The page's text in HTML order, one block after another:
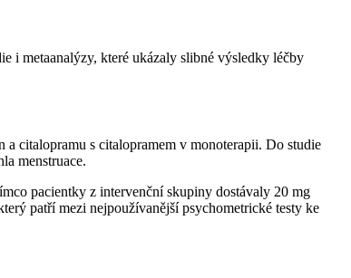
i metaanalýzy, které ukázaly slibné výsledky léčby
citalopramu s citalopramem v monoterapii. Do studie
menstruace.
pacientky z intervenční skupiny dostávaly 20 mg
patří mezi nejpoužívanější psychometrické testy ke